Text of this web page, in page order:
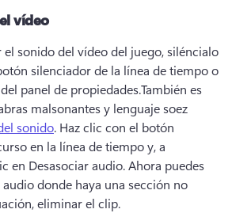
vídeo
sonido del vídeo del juego, siléncialo
silenciador de la línea de tiempo o
panel de propiedades.También es
malsonantes y lenguaje soez
sonido. Haz clic con el botón
en la línea de tiempo y, a
en Desasociar audio. Ahora puedes
donde haya una sección no
eliminar el clip.